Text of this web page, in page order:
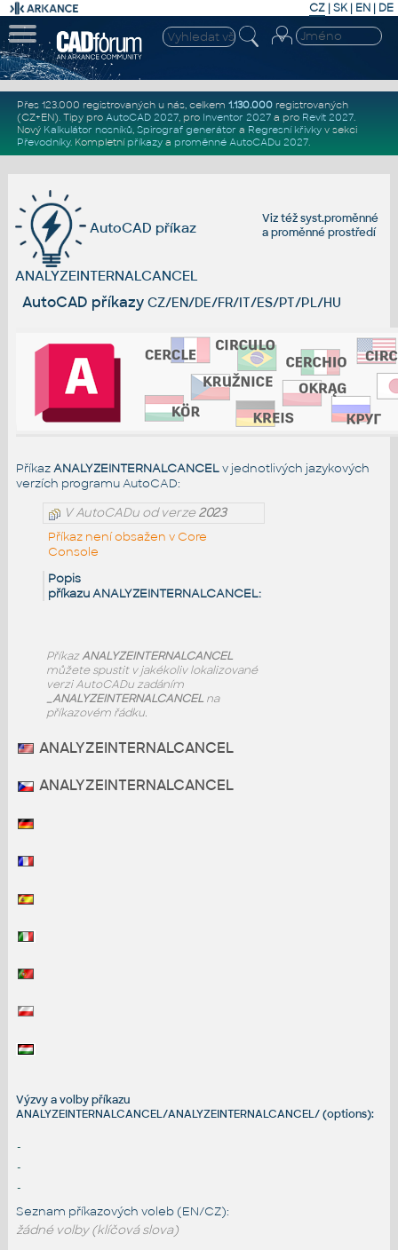
CZ | SK| EN | DE
Přes 123.000 registrovaných u nás, celkem 1.130.000registrovaných
(CZ+EN). Tipy pro AutoCAD 2027, pro Inventor 2027a pro Revit 2027.
Nový Kalkulátor nosníků, Spirograf generátor a Regresní křivkyv sekci
Převodníky. Kompletní příkazya proměnné AutoCADu 2027.
Viz téžsyst.proměnné
aproměnné prostředí
AutoCAD příkaz
ANALYZEINTERNALCANCEL
AutoCAD příkazy CZ/EN/DE/FR/IT/ES/PT/PL/HU
PříkazANALYZEINTERNALCANCELv jednotlivých jazykových
verzích programu AutoCAD:
V AutoCADu od verze2023
Příkaz není obsažen v Core
Console
Popis
příkazu ANALYZEINTERNALCANCEL:
PříkazANALYZEINTERNALCANCEL
můžete spustit v jakékoliv lokalizované
verzi AutoCADu zadáním
_ANALYZEINTERNALCANCELna
příkazovém řádku.
ANALYZEINTERNALCANCEL
ANALYZEINTERNALCANCEL
Výzvy a volby příkazu
ANALYZEINTERNALCANCEL/ANALYZEINTERNALCANCEL/ (options):
-
-
-
Seznam příkazových voleb (EN/CZ):
žádné volby (klíčová slova)